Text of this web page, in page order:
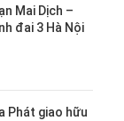
Mai Dịch –
đai 3 Hà Nội
Phát giao hữu